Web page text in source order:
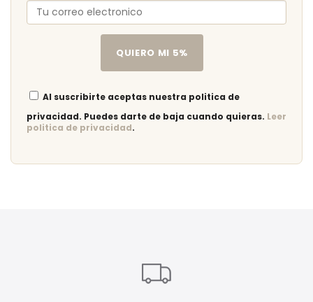
QUIERO MI 5%
Al suscribirte aceptas nuestra politica de
privacidad. Puedes darte de baja cuando quieras. Leer
politica de privacidad.